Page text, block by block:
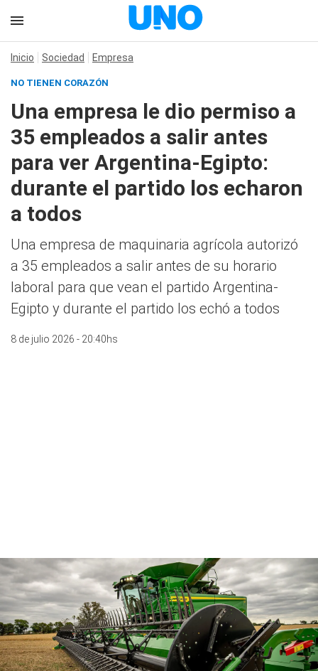
Inicio Sociedad Empresa
NO TIENEN CORAZÓN
Una empresa le dio permiso a
35 empleados a salir antes
para ver Argentina-Egipto:
durante el partido los echaron
a todos
Una empresa de maquinaria agrícola autorizó
a 35 empleados a salir antes de su horario
laboral para que vean el partido Argentina-
Egipto y durante el partido los echó a todos
8 de julio 2026 - 20:40hs